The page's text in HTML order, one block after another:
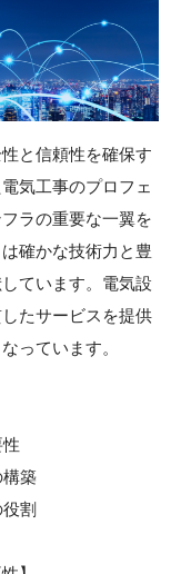
と信頼性を確保す
気工事のプロフェ
ラの重要な一翼を
は確かな技術力と豊
ています。電気設
たサービスを提供
っています。
構築
割